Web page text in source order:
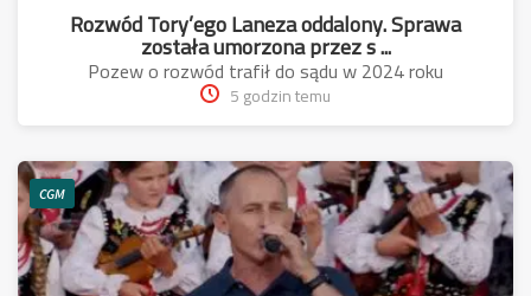
Rozwód Tory’ego Laneza oddalony. Sprawa
została umorzona przez s ...
Pozew o rozwód trafił do sądu w 2024 roku
5 godzin temu
CGM